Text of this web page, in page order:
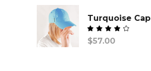
Turquoise Cap
$57.00